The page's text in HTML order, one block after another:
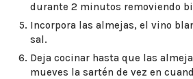
durante 2 minutos removiendo
Incorpora las almejas, el vino
sal.
Deja cocinar hasta que las
mueves la sartén de vez en